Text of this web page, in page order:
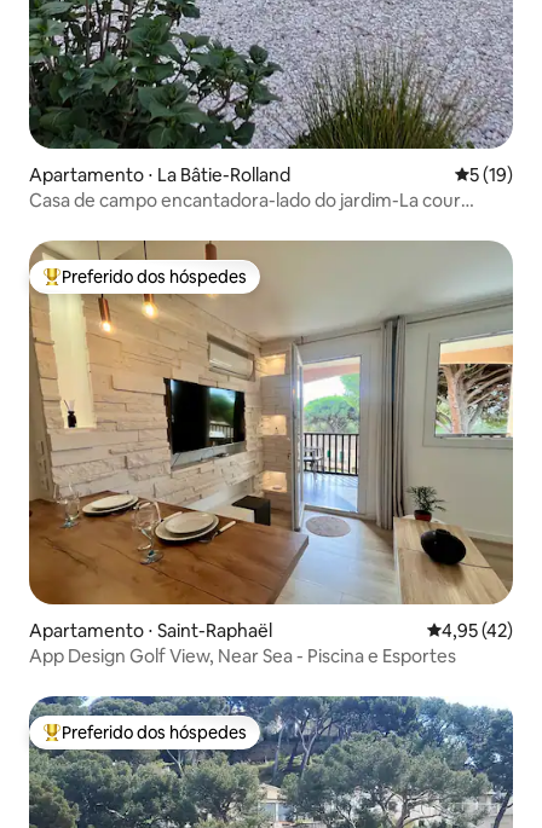
Apartamento ⋅ La Bâtie-Rolland 5 de uma
5 (19)
Casa de campo encantadora-lado do jardim-La cour
Entre os melhores preferidos dos hóspedes
Preferido dos hóspedes
Apartamento ⋅ Saint-Raphaël 4,95 de uma
4,95 (42)
App Design Golf View, Near Sea - Piscina e Esportes
Entre os melhores preferidos dos hóspedes
Preferido dos hóspedes